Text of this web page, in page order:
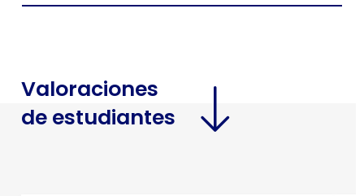
Valoraciones
de estudiantes